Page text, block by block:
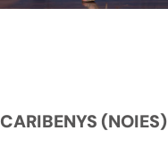
CARIBENYS (NOIES)